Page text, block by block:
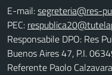
E-mail:
PEC:
Responsabile DPO: Res
Buenos Aires 47, P.I.
Referente Paolo Calzavara